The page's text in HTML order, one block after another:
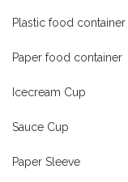
Plastic food container
Paper food container
Icecream Cup
Sauce Cup
Paper Sleeve